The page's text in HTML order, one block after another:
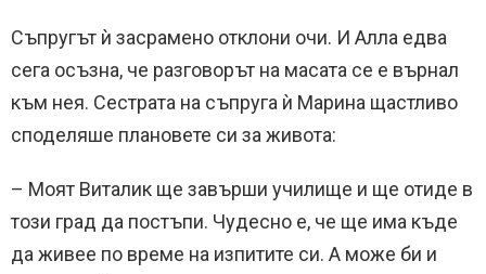
Съпругът ѝ засрамено отклони очи. И Алла едва
сега осъзна, че разговорът на масата се е върнал
към нея. Сестрата на съпруга ѝ Марина щастливо
споделяше плановете си за живота:
– Моят Виталик ще завърши училище и ще отиде в
този град да постъпи. Чудесно е, че ще има къде
да живее по време на изпитите си. А може би и